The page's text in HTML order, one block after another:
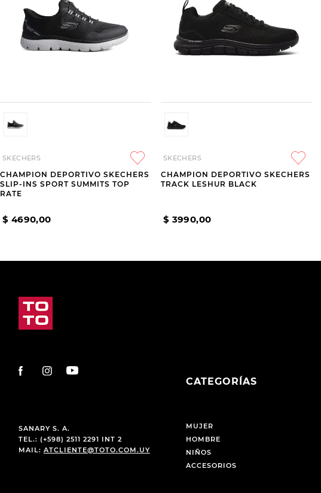
SKECHERS
CHAMPION DEPORTIVO SKECHERS
SLIP-INS SPORT SUMMITS TOP
RATE
$ 4690,00
SKECHERS
CHAMPION DEPORTIVO SKECHERS
TRACK LESHUR BLACK
$ 3990,00
SANARY S. A.
TEL.: (+598) 2511 2291 INT 2
MAIL: ATCLIENTE@TOTO.COM.UY
CATEGORÍAS
MUJER
HOMBRE
NIÑOS
ACCESORIOS